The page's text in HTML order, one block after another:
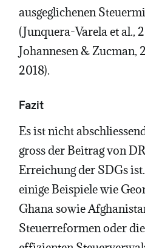
ausgeglichenen
(Junquera-Varela et al.,
Johannesen & Zucman,
2018).
Fazit
Es ist nicht
gross der Beitrag von
Erreichung der SDGs
einige Beispiele wie
Ghana sowie
Steuerreformen oder